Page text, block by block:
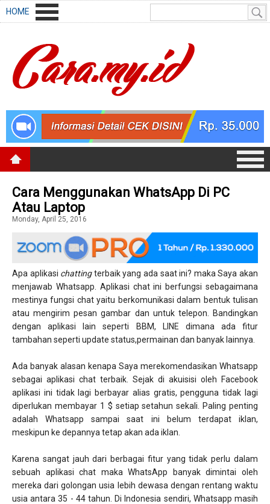
HOME
Cara Menggunakan WhatsApp Di PC
Atau Laptop
Monday, April 25, 2016
Apa aplikasi chattingterbaik yang ada saat ini? maka Saya akan
menjawab Whatsapp. Aplikasi chat ini berfungsi sebagaimana
mestinya fungsi chat yaitu berkomunikasi dalam bentuk tulisan
atau mengirim pesan gambar dan untuk telepon. Bandingkan
dengan aplikasi lain seperti BBM, LINE dimana ada fitur
tambahan seperti update status,permainan dan banyak lainnya.
Ada banyak alasan kenapa Saya merekomendasikan Whatsapp
sebagai aplikasi chat terbaik. Sejak di akuisisi oleh Facebook
aplikasi ini tidak lagi berbayar alias gratis, pengguna tidak lagi
diperlukan membayar 1 $ setiap setahun sekali. Paling penting
adalah Whatsapp sampai saat ini belum terdapat iklan,
meskipun ke depannya tetap akan ada iklan.
Karena sangat jauh dari berbagai fitur yang tidak perlu dalam
sebuah aplikasi chat maka WhatsApp banyak dimintai oleh
mereka dari golongan usia lebih dewasa dengan rentang waktu
usia antara 35 - 44 tahun. Di Indonesia sendiri, Whatsapp masih